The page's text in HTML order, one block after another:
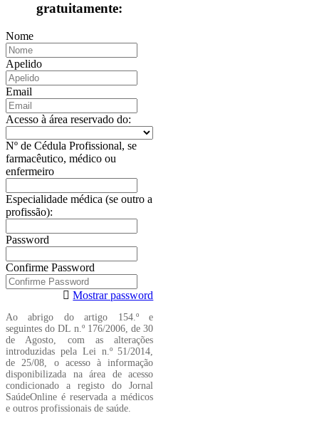
gratuitamente:
Nome
Apelido
Email
Acesso à área reservado do:
Nº de Cédula Profissional, se
farmacêutico, médico ou
enfermeiro
Especialidade médica (se outro a
profissão):
Password
Confirme Password
Mostrar password
Ao abrigo do artigo 154.º e
seguintes do DL n.º 176/2006, de 30
de Agosto, com as alterações
introduzidas pela Lei n.º 51/2014,
de 25/08, o acesso à informação
disponibilizada na área de acesso
condicionado a registo do Jornal
SaúdeOnline é reservada a médicos
e outros profissionais de saúde.